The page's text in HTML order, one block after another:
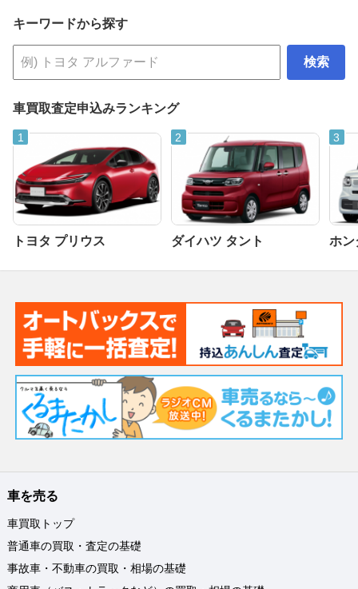
キーワードから探す
検索
車買取査定申込みランキング
トヨタ プリウス ダイハツ タント ホン
車を売る
車買取トップ
普通車の買取・査定の基礎
事故車・不動車の買取・相場の基礎